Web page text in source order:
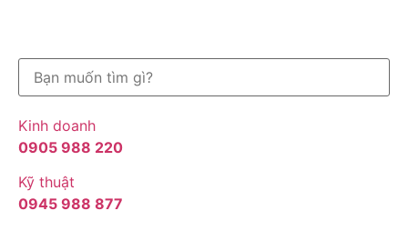
Kinh doanh
0905 988 220
Kỹ thuật
0945 988 877